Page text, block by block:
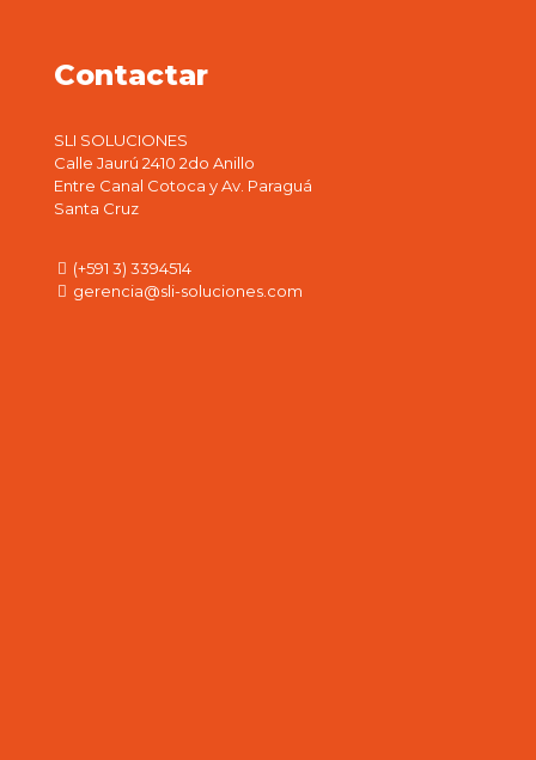
Contactar
SLI SOLUCIONES
Calle Jaurú 2410 2do Anillo
Entre Canal Cotoca y Av. Paraguá
Santa Cruz
(+591 3) 3394514
gerencia@sli-soluciones.com